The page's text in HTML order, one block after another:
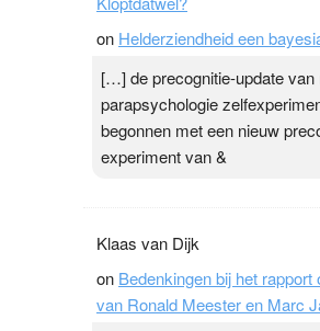
verlagen terwijl ze meer
Daarop heeft zo’n pleister geen
zijn. Door…Lees meer
topspsort ›[...]
on Helderziendheid een
[…] de precognitie-update van
parapsychologie
begonnen met een nieuw
experiment van &
Klaas van Dijk
on Bedenkingen bij het
van Ronald Meester en Marc